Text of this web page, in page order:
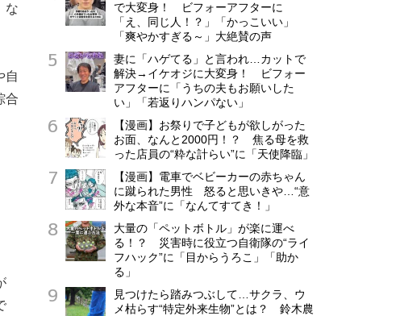
な
自
合
で大変身！ ビフォーアフターに
「え、同じ人！？」「かっこいい」
「爽やかすぎる～」大絶賛の声
妻に「ハゲてる」と言われ…カットで
解決→イケオジに大変身！ ビフォー
アフターに「うちの夫もお願いした
い」「若返りハンパない」
【漫画】お祭りで子どもが欲しがった
お面、なんと2000円！？ 焦る母を救
った店員の“粋な計らい”に「天使降臨」
【漫画】電車でベビーカーの赤ちゃん
に蹴られた男性 怒ると思いきや…“意
外な本音”に「なんてすてき！」
大量の「ペットボトル」が楽に運べ
る！？ 災害時に役立つ自衛隊の“ライ
フハック”に「目からうろこ」「助か
る」
見つけたら踏みつぶして…サクラ、ウ
メ枯らす“特定外来生物”とは？ 鈴木農